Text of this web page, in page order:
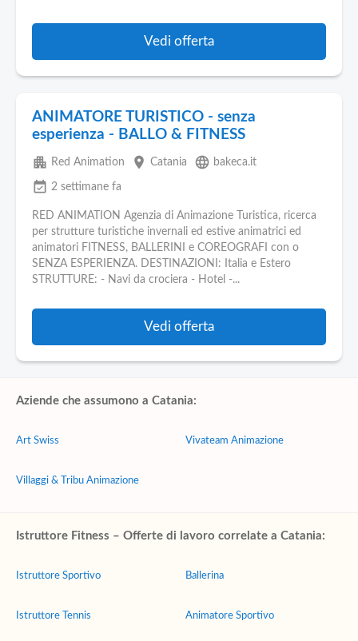
Vedi offerta
ANIMATORE TURISTICO - senza
esperienza - BALLO & FITNESS
apartment Red Animation place Catania language bakeca.it
event_available 2 settimane fa
RED ANIMATION Agenzia di Animazione Turistica, ricerca
per strutture turistiche invernali ed estive animatrici ed
animatori FITNESS, BALLERINI e COREOGRAFI con o
SENZA ESPERIENZA. DESTINAZIONI: Italia e Estero
STRUTTURE: - Navi da crociera - Hotel -...
Vedi offerta
Aziende che assumono a Catania:
Art Swiss
Villaggi & Tribu Animazione
Vivateam Animazione
Istruttore Fitness – Offerte di lavoro correlate a Catania:
Istruttore Sportivo
Istruttore Tennis
Ballerina
Animatore Sportivo